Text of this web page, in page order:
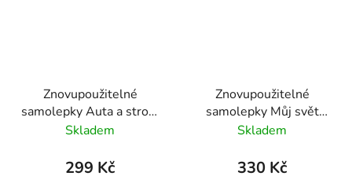
Znovupoužitelné
samolepky Auta a stroje
(Petit Collage)
Skladem
299 Kč
Znovupoužitelné
samolepky Můj svět
zvířat Petit Collage
Skladem
330 Kč